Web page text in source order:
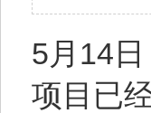
5月14
项目已